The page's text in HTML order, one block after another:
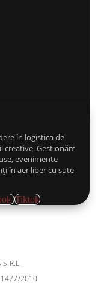
în logistica de
creative. Gestionăm
evenimente
în aer liber cu sute
Tiktok
2010